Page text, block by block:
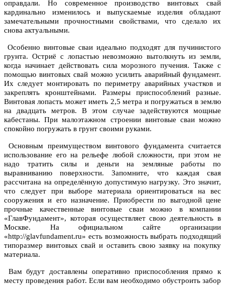
оправдали. Но современное производство винтовых свай
кардинально изменилось и выпускаемые изделия обладают
замечательными прочностными свойствами, что сделало их
снова актуальными.
Особенно винтовые сваи идеально подходят для пучинистого
грунта. Остриё с лопастью невозможно вытолкнуть из земли,
когда начинает действовать сила морозного пучения. Также с
помощью винтовых свай можно усилить аварийный фундамент.
Их следует монтировать по периметру аварийных участков и
закреплять кронштейнами. Размеры приспособлений разные.
Винтовая лопасть может иметь 2,5 метра и погружаться в землю
на двадцать метров. В этом случае задействуются мощные
кабестаны. При малоэтажном строении винтовые сваи можно
спокойно погружать в грунт своими руками.
Основным преимуществом винтового фундамента считается
использование его на рельефе любой сложности, при этом не
надо тратить силы и деньги на земляные работы по
выравниванию поверхности. Запомните, что каждая свая
рассчитана на определённую допустимую нагрузку. Это значит,
что следует при выборе материала ориентироваться на вес
сооружения и его назначение. Приобрести по выгодной цене
прочные качественные винтовые сваи можно в компании
«ГлавФундамент», которая осуществляет свою деятельность в
Москве. На официальном сайте организации
«http://glavfundament.ru» есть возможность выбрать подходящий
типоразмер винтовых свай и оставить свою заявку на покупку
материала.
Вам будут доставлены оперативно приспособления прямо к
месту проведения работ. Если вам необходимо обустроить забор